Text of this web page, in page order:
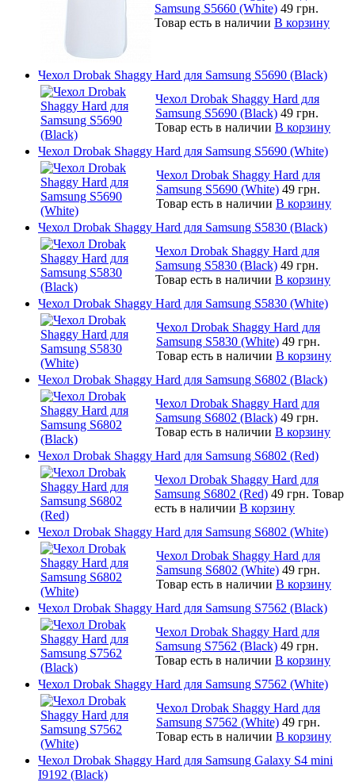
Samsung S5660 (White) 49 грн.
Товар есть в наличии В корзину
Чехол Drobak Shaggy Hard для Samsung S5690 (Black)
Чехол Drobak Shaggy Hard для
Samsung S5690 (Black) 49 грн.
Товар есть в наличии В корзину
Чехол Drobak Shaggy Hard для Samsung S5690 (White)
Чехол Drobak Shaggy Hard для
Samsung S5690 (White) 49 грн.
Товар есть в наличии В корзину
Чехол Drobak Shaggy Hard для Samsung S5830 (Black)
Чехол Drobak Shaggy Hard для
Samsung S5830 (Black) 49 грн.
Товар есть в наличии В корзину
Чехол Drobak Shaggy Hard для Samsung S5830 (White)
Чехол Drobak Shaggy Hard для
Samsung S5830 (White) 49 грн.
Товар есть в наличии В корзину
Чехол Drobak Shaggy Hard для Samsung S6802 (Black)
Чехол Drobak Shaggy Hard для
Samsung S6802 (Black) 49 грн.
Товар есть в наличии В корзину
Чехол Drobak Shaggy Hard для Samsung S6802 (Red)
Чехол Drobak Shaggy Hard для
Samsung S6802 (Red) 49 грн. Товар
есть в наличии В корзину
Чехол Drobak Shaggy Hard для Samsung S6802 (White)
Чехол Drobak Shaggy Hard для
Samsung S6802 (White) 49 грн.
Товар есть в наличии В корзину
Чехол Drobak Shaggy Hard для Samsung S7562 (Black)
Чехол Drobak Shaggy Hard для
Samsung S7562 (Black) 49 грн.
Товар есть в наличии В корзину
Чехол Drobak Shaggy Hard для Samsung S7562 (White)
Чехол Drobak Shaggy Hard для
Samsung S7562 (White) 49 грн.
Товар есть в наличии В корзину
Чехол Drobak Shaggy Hard для Samsung Galaxy S4 mini
I9192 (Black)